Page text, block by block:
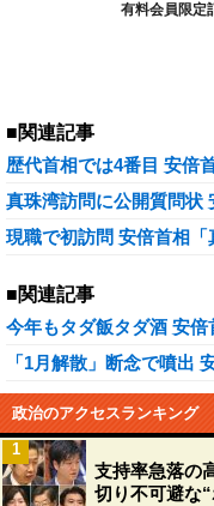
有料会員限定
■関連記事
歴代首相では4番目 安倍
真珠湾訪問に公開質問状
現職で初訪問 安倍首相
■関連記事
今年もタダ飯タダ酒 安
「1月解散」断念で噴出
政治のアクセスランキング
支持率急落の
切り不可避な
1